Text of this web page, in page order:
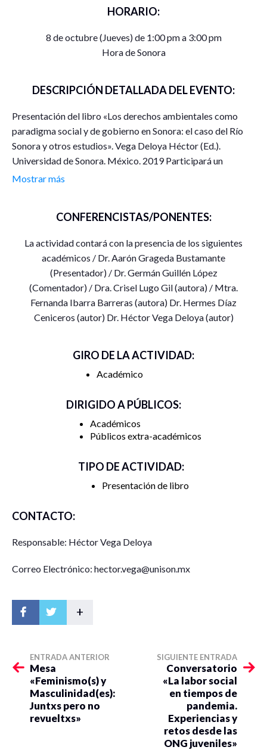
HORARIO:
8 de octubre (Jueves) de 1:00 pm a 3:00 pm
Hora de Sonora
DESCRIPCIÓN DETALLADA DEL EVENTO:
Presentación del libro «Los derechos ambientales como
paradigma social y de gobierno en Sonora: el caso del Río
Sonora y otros estudios». Vega Deloya Héctor (Ed.).
Universidad de Sonora. México. 2019 Participará un
moderador, dos lectores y dos autores del libro. El libro no
Mostrar más
CONFERENCISTAS/PONENTES:
La actividad contará con la presencia de los siguientes
académicos / Dr. Aarón Grageda Bustamante
(Presentador) / Dr. Germán Guillén López
(Comentador) / Dra. Crisel Lugo Gil (autora) / Mtra.
Fernanda Ibarra Barreras (autora) Dr. Hermes Díaz
Ceniceros (autor) Dr. Héctor Vega Deloya (autor)
GIRO DE LA ACTIVIDAD:
Académico
DIRIGIDO A PÚBLICOS:
Académicos
Públicos extra-académicos
TIPO DE ACTIVIDAD:
Presentación de libro
CONTACTO:
Responsable: Héctor Vega Deloya
Correo Electrónico: hector.vega@unison.mx
+
ENTRADA ANTERIOR
Mesa
«Feminismo(s) y
Masculinidad(es):
Juntxs pero no
revueltxs»
SIGUIENTE ENTRADA
Conversatorio
«La labor social
en tiempos de
pandemia.
Experiencias y
retos desde las
ONG juveniles»